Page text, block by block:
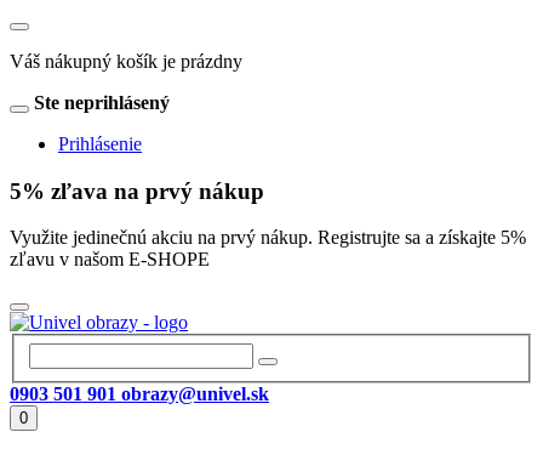
Váš nákupný košík je prázdny
Ste neprihlásený
Prihlásenie
5% zľava na prvý nákup
Využite jedinečnú akciu na prvý nákup. Registrujte sa a získajte 5%
zľavu v našom E-SHOPE
0903 501 901 obrazy@univel.sk
0